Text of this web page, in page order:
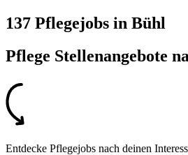
137 Pflegejobs in Bühl
Pflege Stellenangebote
Entdecke Pflegejobs nach deinen